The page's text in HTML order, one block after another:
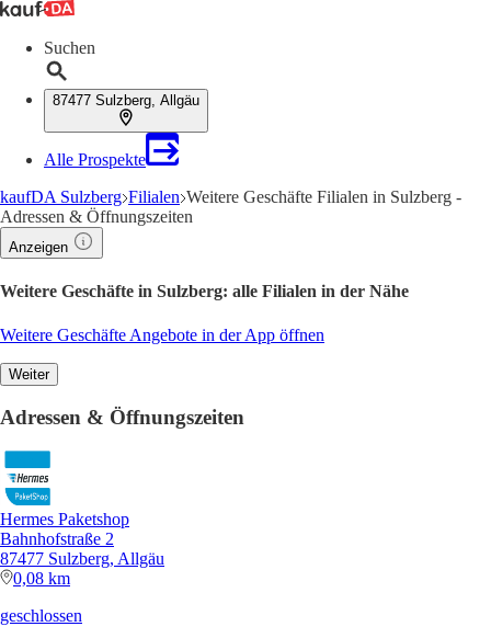
Suchen
87477 Sulzberg, Allgäu
Alle Prospekte
kaufDA Sulzberg Filialen Weitere Geschäfte Filialen in Sulzberg -
Adressen & Öffnungszeiten
Anzeigen
Weitere Geschäfte in Sulzberg: alle Filialen in der Nähe
Weitere Geschäfte Angebote in der App öffnen
Weiter
Adressen & Öffnungszeiten
Hermes Paketshop
Bahnhofstraße 2
87477 Sulzberg, Allgäu
0,08 km
geschlossen